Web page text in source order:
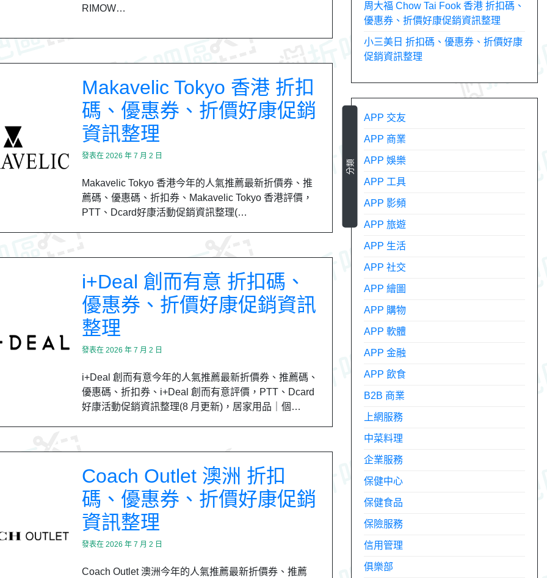
RIMOW…
Makavelic Tokyo 香港 折扣
碼、優惠券、折價好康促銷
資訊整理
發表在 2026 年 7 月 2 日
Makavelic Tokyo 香港今年的人氣推薦最新折價券、推
薦碼、優惠碼、折扣券、Makavelic Tokyo 香港評價，
PTT、Dcard好康活動促銷資訊整理(…
i+Deal 創而有意 折扣碼、
優惠券、折價好康促銷資訊
整理
發表在 2026 年 7 月 2 日
i+Deal 創而有意今年的人氣推薦最新折價券、推薦碼、
優惠碼、折扣券、i+Deal 創而有意評價，PTT、Dcard
好康活動促銷資訊整理(8 月更新)，居家用品｜個…
Coach Outlet 澳洲 折扣
碼、優惠券、折價好康促銷
資訊整理
發表在 2026 年 7 月 2 日
Coach Outlet 澳洲今年的人氣推薦最新折價券、推薦
周大福 Chow Tai Fook 香港 折扣碼、
優惠券、折價好康促銷資訊整理
小三美日 折扣碼、優惠券、折價好康
促銷資訊整理
分類
APP 交友
APP 商業
APP 娛樂
APP 工具
APP 影頻
APP 旅遊
APP 生活
APP 社交
APP 繪圖
APP 購物
APP 軟體
APP 金融
APP 飲食
B2B 商業
上網服務
中菜料理
企業服務
保健中心
保健食品
保險服務
信用管理
俱樂部